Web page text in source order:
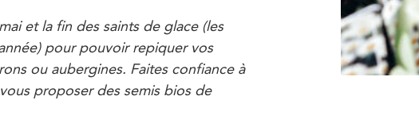
et la fin des saints de glace (les
pour pouvoir repiquer vos
ou aubergines. Faites confiance à
proposer des semis bios de